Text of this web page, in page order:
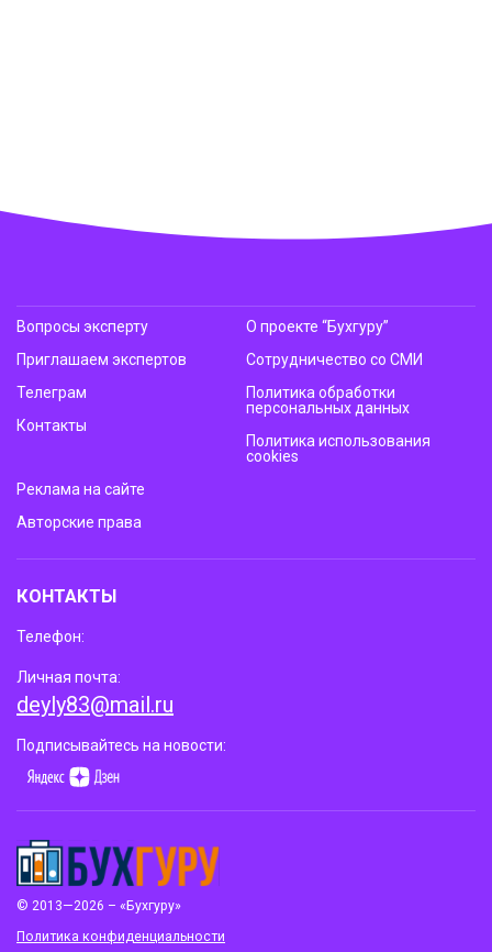
© 2013—2026 – «Бухгуру»
Политика конфиденциальности
Вопросы эксперту
Приглашаем экспертов
Телеграм
Контакты
О проекте “Бухгуру”
Сотрудничество со СМИ
Политика обработки
персональных данных
Политика использования
cookies
Реклама на сайте
Авторские права
КОНТАКТЫ
Телефон:
Личная почта:
deyly83@mail.ru
Подписывайтесь на новости: